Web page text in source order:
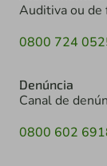
Auditiva ou de
0800 724
Denúncia
Canal de
0800 602